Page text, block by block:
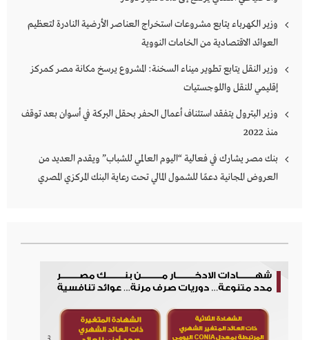
وزير الكهرباء يتابع مشروعات استخراج العناصر الأرضية النادرة لتعظيم
العوائد الاقتصادية من الخامات النووية
وزير النقل يتابع تطوير ميناء السخنة: المشروع يرسخ مكانة مصر كمركز
إقليمي للنقل واللوجستيات
وزير البترول يتفقد استئناف أعمال الحفر بحقل البركة في أسوان بعد توقف
منذ 2022
بنك مصر يشارك في فعالية “اليوم العالمي للشباب” ويقدم العديد من
العروض المجانية دعمًا للشمول المالي تحت رعاية البنك المركزي المصري